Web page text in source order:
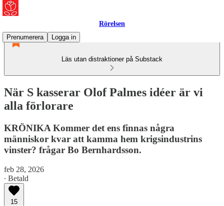
Rörelsen
Prenumerera
Logga in
Läs utan distraktioner på Substack
När S kasserar Olof Palmes idéer är vi
alla förlorare
KRÖNIKA Kommer det ens finnas några
människor kvar att kamma hem krigsindustrins
vinster? frågar Bo Bernhardsson.
feb 28, 2026
∙ Betald
15